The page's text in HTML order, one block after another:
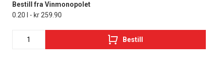
Bestill fra Vinmonopolet
0.20 l - kr 259.90
Bestill